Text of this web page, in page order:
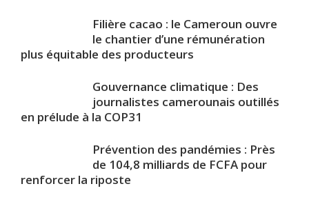
Filière cacao : le Cameroun ouvre
le chantier d’une rémunération
plus équitable des producteurs
Gouvernance climatique : Des
journalistes camerounais outillés
en prélude à la COP31
Prévention des pandémies : Près
de 104,8 milliards de FCFA pour
renforcer la riposte